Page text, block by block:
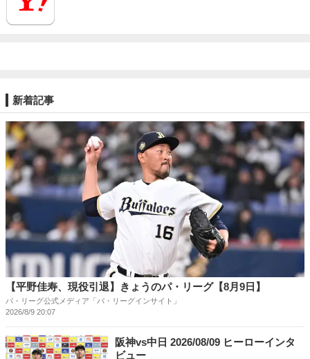
新着記事
【平野佳寿、現役引退】きょうのパ・リーグ【8月9日】
パ・リーグ公式メディア「パ・リーグインサイト」
2026/8/9 20:07
阪神vs中日 2026/08/09 ヒーローインタ
ビュー